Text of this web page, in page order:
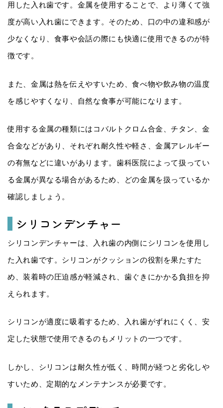
用した入れ歯です。金属を使用することで、より薄くて強
度が高い入れ歯にできます。そのため、口の中の違和感が
少なくなり、食事や会話の際にも快適に使用できるのが特
徴です。
また、金属は熱を伝えやすいため、食べ物や飲み物の温度
を感じやすくなり、自然な食事が可能になります。
使用する金属の種類にはコバルトクロム合金、チタン、金
合金などがあり、それぞれ耐久性や軽さ、金属アレルギー
の有無などに違いがあります。歯科医院によって扱ってい
る金属が異なる場合があるため、どの金属を扱っているか
確認しましょう。
シリコンデンチャー
シリコンデンチャーは、入れ歯の内側にシリコンを使用し
た入れ歯です。シリコンがクッションの役割を果たすた
め、装着時の圧迫感が軽減され、歯ぐきにかかる負担を抑
えられます。
シリコンが適度に吸着するため、入れ歯がずれにくく、安
定した状態で使用できるのもメリットの一つです。
しかし、シリコンは耐久性が低く、時間が経つと劣化しや
すいため、定期的なメンテナンスが必要です。